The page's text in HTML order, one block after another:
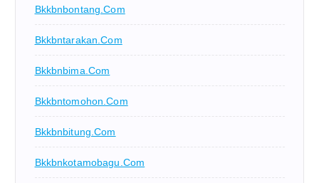
Bkkbnbontang.com
Bkkbntarakan.com
Bkkbnbima.com
Bkkbntomohon.com
Bkkbnbitung.com
Bkkbnkotamobagu.com